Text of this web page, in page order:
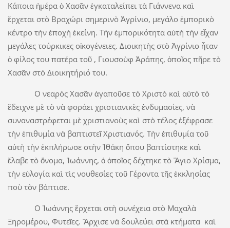
Κάποια ἡμέρα ὁ Χασᾶν ἐγκαταλείπει τὰ Γιάννενα καὶ
ἔρχεται στὸ Βραχώρι σημερινὸ Ἀγρίνιο, μεγάλο ἐμπορικὸ
κέντρο τὴν ἐποχὴ ἐκείνη. Τὴν ἐμπορικότητα αὐτὴ τὴν εἶχαν
μεγάλες τούρκικες οἰκογένειες. Διοικητὴς στὸ Ἀγρίνιο ἦταν
ὁ φίλος του πατέρα τοῦ , Γιουσοὺφ Ἀράπης, ὁποῖος πῆρε τὸ
Χασᾶν στὸ Διοικητήριό του.
Ο νεαρὸς Χασᾶν ἀγαποῦσε τὸ Χριστὸ καὶ αὐτὸ τὸ
ἔδειχνε μὲ τὸ νὰ φοράει χριστιανικὲς ἐνδυμασίες, νὰ
συναναστρέφεται μὲ χριστιανοὺς καὶ στὸ τέλος ἐξέφρασε
τὴν ἐπιθυμία νὰ βαπτιστεῖ Χριστιανός. Τὴν ἐπιθυμία τοῦ
αὐτὴ τὴν ἐκπλήρωσε στὴν Ἰθάκη ὅπου βαπτίστηκε καὶ
ἔλαβε τὸ ὄνομα, Ἰωάννης, ὁ ὁποῖος δέχτηκε τὸ Ἅγιο Χρίσμα,
τὴν εὐλογία καὶ τὶς νουθεσίες τοῦ Γέροντα τῆς ἐκκλησίας
ποὺ τὸν βάπτισε.
Ο Ἰωάννης ἔρχεται στὴ συνέχεια στὸ Μαχαλὰ
Ξηρομέρου, Φυτεῖες. Ἄρχισε νὰ δουλεύει στὰ κτήματα καὶ